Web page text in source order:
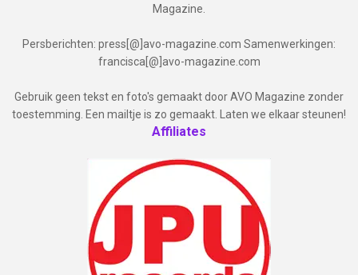
Magazine.
Persberichten: press[@]avo-magazine.com Samenwerkingen:
francisca[@]avo-magazine.com
Gebruik geen tekst en foto's gemaakt door AVO Magazine zonder
toestemming. Een mailtje is zo gemaakt. Laten we elkaar steunen!
Affiliates